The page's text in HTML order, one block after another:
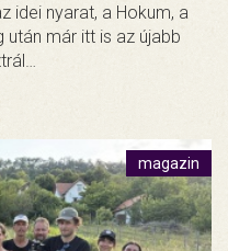
idei nyarat, a Hokum, a
már itt is az újabb
magazin